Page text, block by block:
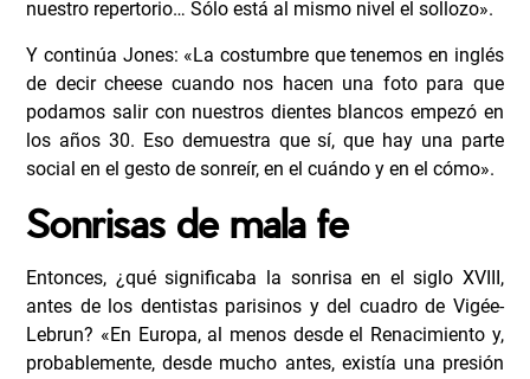
nuestro repertorio… Sólo está al mismo nivel el sollozo».
Y continúa Jones: «La costumbre que tenemos en inglés
de decir cheese cuando nos hacen una foto para que
podamos salir con nuestros dientes blancos empezó en
los años 30. Eso demuestra que sí, que hay una parte
social en el gesto de sonreír, en el cuándo y en el cómo».
Sonrisas de mala fe
Entonces, ¿qué significaba la sonrisa en el siglo XVIII,
antes de los dentistas parisinos y del cuadro de Vigée-
Lebrun? «En Europa, al menos desde el Renacimiento y,
probablemente, desde mucho antes, existía una presión